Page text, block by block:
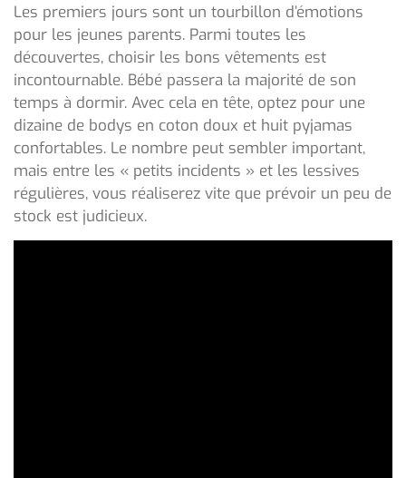
Les premiers jours sont un tourbillon d’émotions
pour les jeunes parents. Parmi toutes les
découvertes, choisir les bons vêtements est
incontournable. Bébé passera la majorité de son
temps à dormir. Avec cela en tête, optez pour une
dizaine de bodys en coton doux et huit pyjamas
confortables. Le nombre peut sembler important,
mais entre les « petits incidents » et les lessives
régulières, vous réaliserez vite que prévoir un peu de
stock est judicieux.